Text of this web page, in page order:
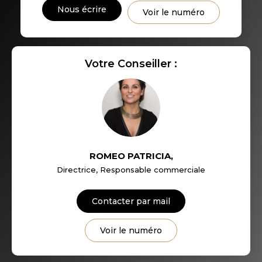
DISTANCE DE L'AÉROPORT : SUPERFICIE :
RÉSULTATS DES LYCÉES
RESTAURANTS ET CAFÉS
MÉDECINS
Nous écrire Voir le numéro
Votre Conseiller :
ROMEO PATRICIA,
Directrice, Responsable commerciale
Contacter par mail
Voir le numéro